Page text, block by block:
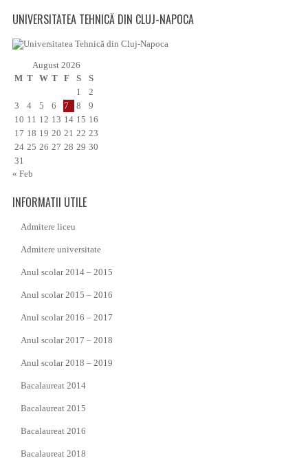
UNIVERSITATEA TEHNICĂ DIN CLUJ-NAPOCA
August 2026
M T W T F S
S
1
2
3
4 5 6 7 8
9
10 11 12 13 14 15 16
17 18 19 20 21 22 23
24 25 26 27 28 29 30
31
« Feb
INFORMATII UTILE
Admitere liceu
Admitere universitate
Anul scolar 2014 – 2015
Anul scolar 2015 – 2016
Anul scolar 2016 – 2017
Anul scolar 2017 – 2018
Anul scolar 2018 – 2019
Bacalaureat 2014
Bacalaureat 2015
Bacalaureat 2016
Bacalaureat 2018